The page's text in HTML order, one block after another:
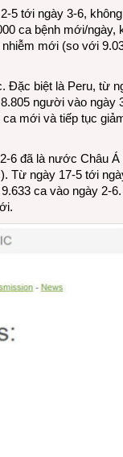
5 tới ngày 3-6,
ca bệnh mới/ngày,
mới (so với
Đặc biệt là Peru, từ
người vào ngày
mới và tiếp tục
6 đã là nước Châu Á
Từ ngày 17-5 tới
ca vào ngày 2-